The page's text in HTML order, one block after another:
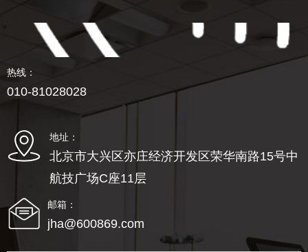
热线：
010-81028028
地址：
北京市大兴区亦庄经济开发区荣华南路15号中
航技广场C座11层
邮箱：
jha@600869.com